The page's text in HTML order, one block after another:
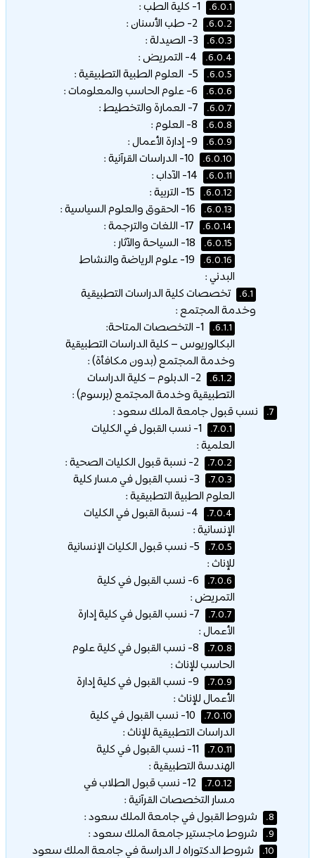
6.0.1.
6.0.2.
6.0.3.
6.0.4.
6.0.5.
6.0.6.
6.0.7.
6.0.8.
6.0.9.
6.0.10.
6.0.11.
6.0.12.
6.0.13.
6.0.14.
6.0.15.
6.0.16.
19- علوم الرياضة والنشاط
البدني :
6.1.
تخصصات كلية الدراسات التطبيقية
وخدمة المجتمع :
6.1.1.
1- التخصصات المتاحة:
البكالوريوس – كلية الدراسات التطبيقية
وخدمة المجتمع (بدون مكافأة) :
6.1.2.
2- الدبلوم – كلية الدراسات
التطبيقية وخدمة المجتمع (برسوم) :
7. نسب قبول جامعة الملك سعود :
7.0.1.
1- نسب القبول في الكليات
العلمية :
7.0.2.
7.0.3.
3- نسب القبول في مسار كلية
العلوم الطبية التطبيقية :
7.0.4.
4- نسبة القبول في الكليات
الإنسانية :
7.0.5.
5- نسب قبول الكليات الإنسانية
للإناث :
7.0.6.
6- نسب القبول في كلية
التمريض :
7.0.7.
7- نسب القبول في كلية إدارة
الأعمال :
7.0.8.
8- نسب القبول في كلية علوم
الحاسب للإناث :
7.0.9.
9- نسب القبول في كلية إدارة
الأعمال للإناث :
7.0.10.
10- نسب القبول في كلية
الدراسات التطبيقية للإناث :
7.0.11.
11- نسب القبول في كلية
الهندسة التطبيقية :
7.0.12.
12- نسب قبول الطلاب في
مسار التخصصات القرآنية :
8. شروط القبول في جامعة الملك سعود :
9. شروط ماجستير جامعة الملك سعود :
10. شروط الدكتوراه لـ الدراسة في جامعة الملك سعود